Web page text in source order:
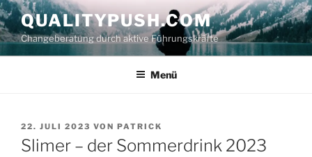
Zum
Inhalt
springen
QUALITYPUSH.COM
Changeberatung durch aktive Führungskräfte
Menü
VERÖFFENTLICHT
AM
22. JULI 2023 VON PATRICK
Slimer – der Sommerdrink 2023